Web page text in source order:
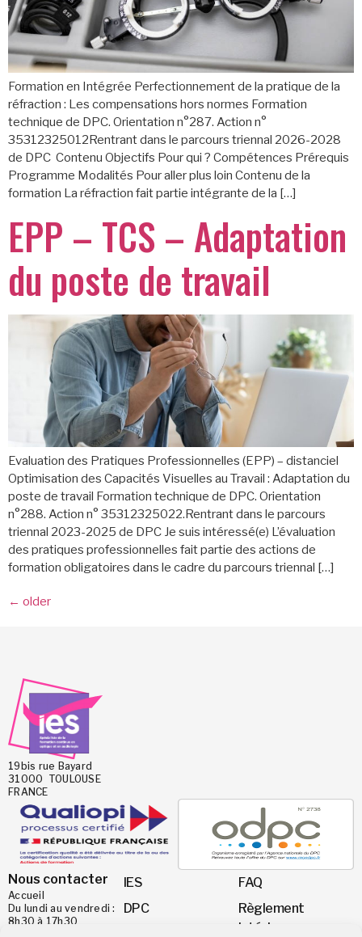
Formation en Intégrée Perfectionnement de la pratique de la
réfraction : Les compensations hors normes Formation
technique de DPC. Orientation n°287. Action n°
35312325012Rentrant dans le parcours triennal 2026-2028
de DPC Contenu Objectifs Pour qui ? Compétences Prérequis
Programme Modalités Pour aller plus loin Contenu de la
formation La réfraction fait partie intégrante de la […]
EPP – TCS – Adaptation
du poste de travail
Evaluation des Pratiques Professionnelles (EPP) – distanciel
Optimisation des Capacités Visuelles au Travail : Adaptation du
poste de travail Formation technique de DPC. Orientation
n°288. Action n° 35312325022.Rentrant dans le parcours
triennal 2023-2025 de DPC Je suis intéressé(e) L’évaluation
des pratiques professionnelles fait partie des actions de
formation obligatoires dans le cadre du parcours triennal […]
← older
19bis rue Bayard
31000 TOULOUSE
FRANCE
Nous contacter
Accueil
Du lundi au vendredi :
8h30 à 17h30
IES
DPC
FAQ
Règlement
intérieur